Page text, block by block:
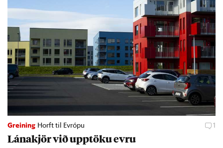
Greining Horft til Evrópu 1
Lána­kjör við upp­töku evru